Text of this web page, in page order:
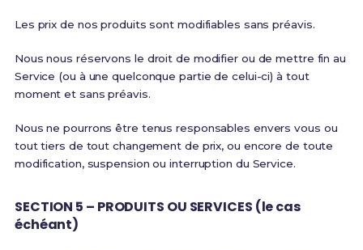
Les prix de nos produits sont modifiables sans préavis.
Nous nous réservons le droit de modifier ou de mettre fin au
Service (ou à une quelconque partie de celui-ci) à tout
moment et sans préavis.
Nous ne pourrons être tenus responsables envers vous ou
tout tiers de tout changement de prix, ou encore de toute
modification, suspension ou interruption du Service.
SECTION 5 – PRODUITS OU SERVICES (le cas
échéant)